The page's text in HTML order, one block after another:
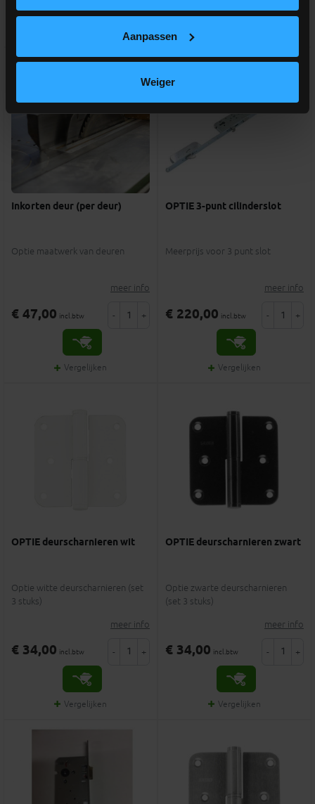
Aanpassen
Weiger
Inkorten deur (per deur)
Optie maatwerk van deuren
meer info
€ 47,00 incl.btw - +
Vergelijken
OPTIE 3-punt cilinderslot
Meerprijs voor 3 punt slot
meer info
€ 220,00 incl.btw - +
Vergelijken
OPTIE deurscharnieren wit
Optie witte deurscharnieren (set
3 stuks)
meer info
€ 34,00 incl.btw - +
Vergelijken
OPTIE deurscharnieren zwart
Optie zwarte deurscharnieren
(set 3 stuks)
meer info
€ 34,00 incl.btw - +
Vergelijken